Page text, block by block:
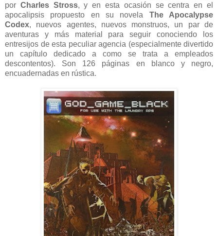
por Charles Stross, y en esta ocasión se centra en el
apocalipsis propuesto en su novela The Apocalypse
Codex, nuevos agentes, nuevos monstruos, un par de
aventuras y más material para seguir conociendo los
entresijos de esta peculiar agencia (especialmente divertido
un capítulo dedicado a como se trata a empleados
descontentos). Son 126 páginas en blanco y negro,
encuadernadas en rústica.